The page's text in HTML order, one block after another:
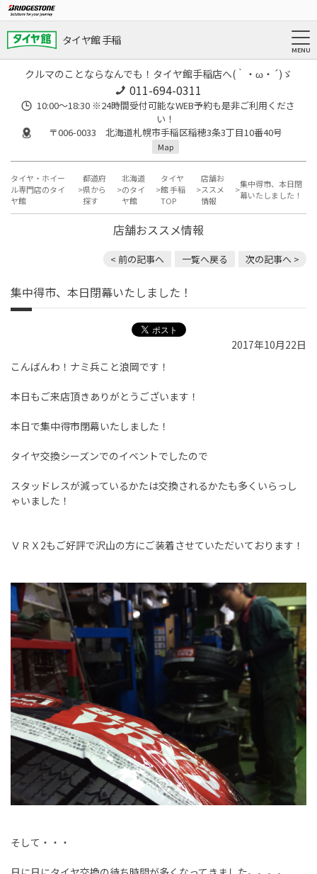
タイヤ館 手稲
クルマのことならなんでも！タイヤ館手稲店へ(｀・ω・´)ゞ
011-694-0311
10:00～18:30 ※24時間受付可能なWEB予約も是非ご利用くださ
い！
〒006-0033 北海道札幌市手稲区稲穂3条3丁目10番40号
Map
タイヤ・ホイー
ル専門店のタイ
ヤ館
都道府
県から
探す
北海道
のタイ
ヤ館
タイヤ
館 手稲
TOP
店舗お
ススメ
情報
集中得市、本日閉
幕いたしました！
店舗おススメ情報
< 前の記事へ 一覧へ戻る 次の記事へ >
集中得市、本日閉幕いたしました！
2017年10月22日
こんばんわ！ナミ兵こと浪岡です！
本日もご来店頂きありがとうございます！
本日で集中得市閉幕いたしました！
タイヤ交換シーズンでのイベントでしたので
スタッドレスが減っているかたは交換されるかたも多くいらっし
ゃいました！
ＶＲＸ2もご好評で沢山の方にご装着させていただいております！
そして・・・